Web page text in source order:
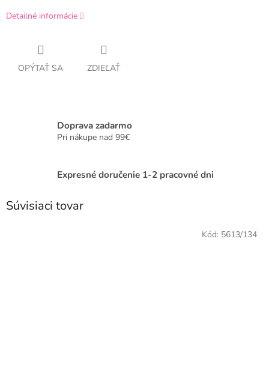
Detailné informácie
OPÝTAŤ SA ZDIEĽAŤ
Doprava zadarmo
Pri nákupe nad 99€
Expresné doručenie 1-2 pracovné dni
Súvisiaci tovar
Kód: 5613/134